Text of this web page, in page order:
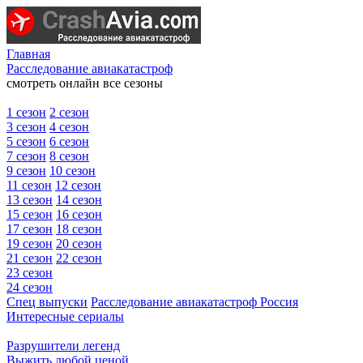
Главная
Расследование авиакатастроф
смотреть онлайн все сезоны
1 сезон 2 сезон
3 сезон 4 сезон
5 сезон 6 сезон
7 сезон 8 сезон
9 сезон 10 сезон
11 сезон 12 сезон
13 сезон 14 сезон
15 сезон 16 сезон
17 сезон 18 сезон
19 сезон 20 сезон
21 сезон 22 сезон
23 сезон
24 сезон
Спец выпуски Расследование авиакатастроф Россия
Интересные сериалы
Разрушители легенд
Выжить любой ценой